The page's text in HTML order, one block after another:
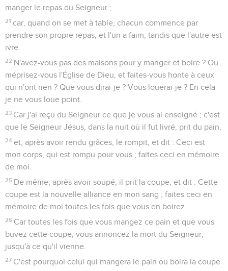
manger le repas du Seigneur ;
21 car, quand on se met à table, chacun commence par
prendre son propre repas, et l'un a faim, tandis que l'autre est
ivre.
22 N'avez-vous pas des maisons pour y manger et boire ? Ou
méprisez-vous l'Église de Dieu, et faites-vous honte à ceux
qui n'ont rien ? Que vous dirai-je ? Vous louerai-je ? En cela
je ne vous loue point.
23 Car j'ai reçu du Seigneur ce que je vous ai enseigné ; c'est
que le Seigneur Jésus, dans la nuit où il fut livré, prit du pain,
24 et, après avoir rendu grâces, le rompit, et dit : Ceci est
mon corps, qui est rompu pour vous ; faites ceci en mémoire
de moi.
25 De même, après avoir soupé, il prit la coupe, et dit : Cette
coupe est la nouvelle alliance en mon sang ; faites ceci en
mémoire de moi toutes les fois que vous en boirez.
26 Car toutes les fois que vous mangez ce pain et que vous
buvez cette coupe, vous annoncez la mort du Seigneur,
jusqu'à ce qu'il vienne.
27 C'est pourquoi celui qui mangera le pain ou boira la coupe